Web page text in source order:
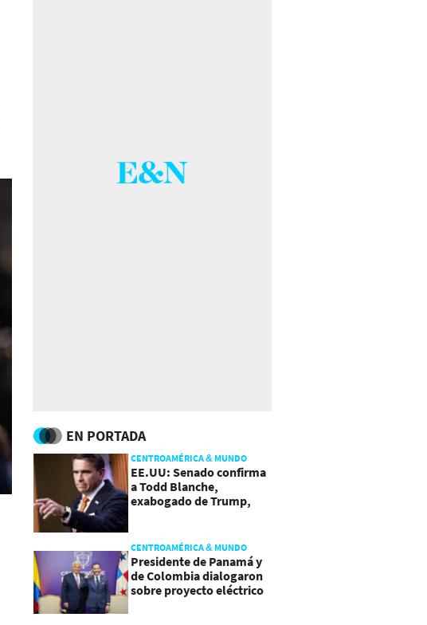
EN PORTADA
CENTROAMÉRICA & MUNDO
EE.UU: Senado confirma
a Todd Blanche,
exabogado de Trump,
CENTROAMÉRICA & MUNDO
Presidente de Panamá y
de Colombia dialogaron
sobre proyecto eléctrico